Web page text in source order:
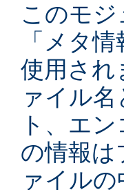
このモ
「メタ
使用され
ァイル
ト、エ
の情報は
ァイル